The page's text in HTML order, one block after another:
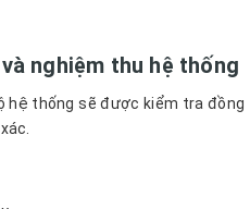
nghiệm thu hệ thống
hệ thống sẽ được kiểm tra đồng